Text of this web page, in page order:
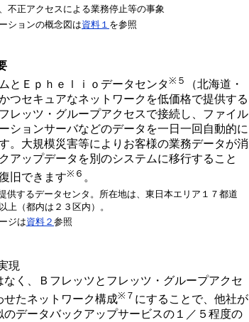
不正アクセスによる業務停止等の事象
ションの概念図は資料１ を参照
とＥｐｈｅｌｉｏデータセンタ※５
（北海道・
つセキュアなネットワークを低価格で提供する
レッツ・グループアクセスで接続し、ファイル
ションサーバなどのデータを一日一回自動的に
。大規模災害等によりお客様の業務データが消
アップデータを別のシステムに移行すること
旧できます※６ 。
供するデータセンタ。所在地は、東日本エリア１７都道
上（都内は２３区内）。
ジは資料２ 参照
現
く、Ｂフレッツとフレッツ・グループアクセ
せたネットワーク構成※７ にすることで、他社が
のデータバックアップサービスの１／５程度の